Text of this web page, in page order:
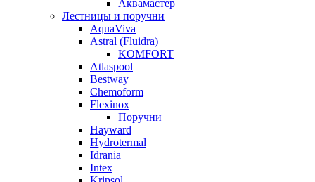
Аквамастер
Лестницы и поручни
AquaViva
Astral (Fluidra)
KOMFORT
Atlaspool
Bestway
Chemoform
Flexinox
Поручни
Hayward
Hydrotermal
Idrania
Intex